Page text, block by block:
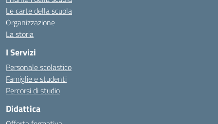
Le carte della scuola
Organizzazione
La storia
I Servizi
Personale scolastico
Famiglie e studenti
Percorsi di studio
Didattica